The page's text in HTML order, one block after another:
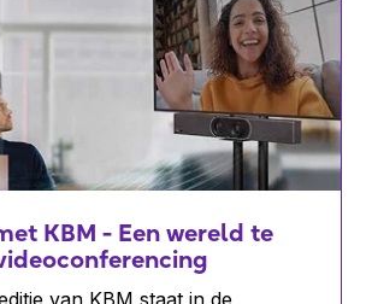
KBM - Een wereld te
van KBM staat in de